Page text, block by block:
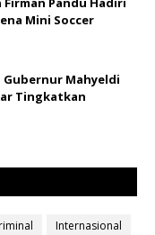
Mini Soccer
Mahyeldi
Tingkatkan
Internasional